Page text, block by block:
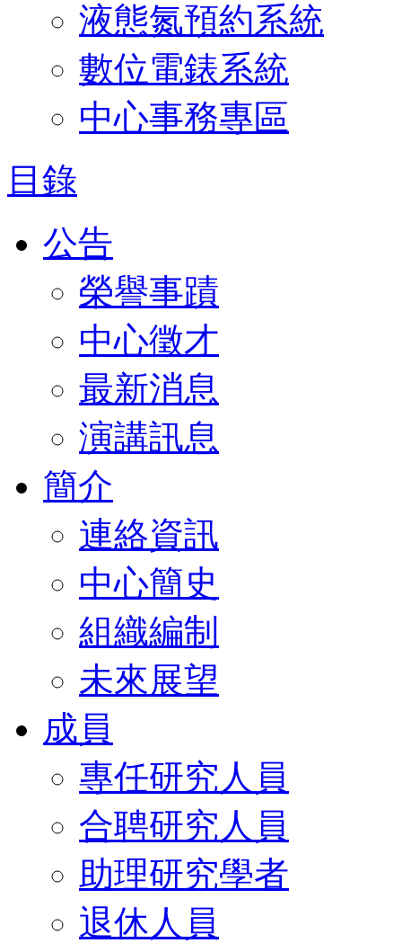
液態氮預約系統
數位電錶系統
中心事務專區
目錄
公告
榮譽事蹟
中心徵才
最新消息
演講訊息
簡介
連絡資訊
中心簡史
組織編制
未來展望
成員
專任研究人員
合聘研究人員
助理研究學者
退休人員